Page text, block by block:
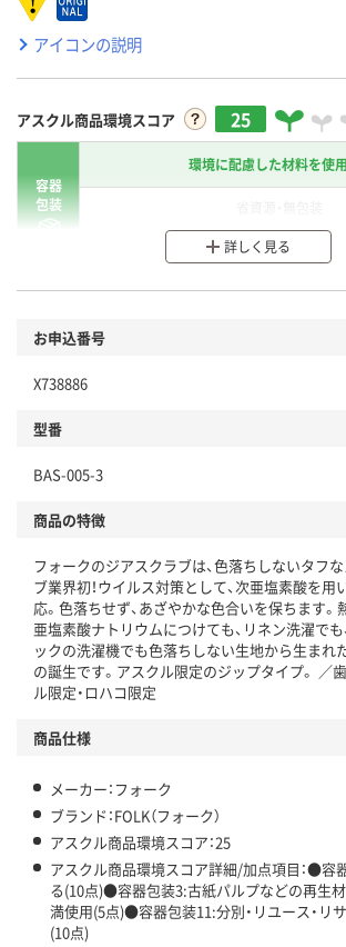
アイコンの説明
アスクル商品環境スコア 25
容器
包装
環境に配慮した材料を使用
分別・リサイクルしやすい設
商品
本体
仕組
この商品の環境配慮ポイントです。下記商品詳
アスクル商品環境スコア詳細／加点項目
」
詳しく見る
お申込番号
X738886
型番
BAS-005-3
商品の特徴
フォークのジアスクラブは、色落ちしないタフ
ブ業界初！ウイルス対策として、次亜塩素酸を用
応。色落ちせず、あざやかな色合いを保ちます。
亜塩素酸ナトリウムにつけても、リネン洗濯で
ックの洗濯機でも色落ちしない生地から生まれ
の誕生です。アスクル限定のジップタイプ。 ／
ル限定・ロハコ限定
商品仕様
メーカー：フォーク
ブランド：FOLK（フォーク）
アスクル商品環境スコア：25
アスクル商品環境スコア詳細/加点項目：●容
る(10点)●容器包装3:古紙パルプなどの再生
満使用(5点)●容器包装11:分別・リユース・リ
(10点)